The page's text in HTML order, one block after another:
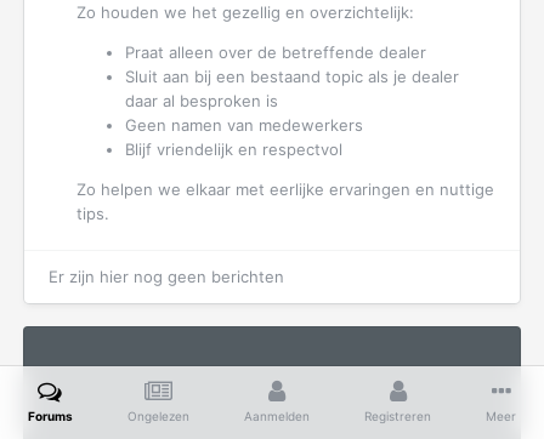
Zo houden we het gezellig en overzichtelijk:
Praat alleen over de betreffende dealer
Sluit aan bij een bestaand topic als je dealer
daar al besproken is
Geen namen van medewerkers
Blijf vriendelijk en respectvol
Zo helpen we elkaar met eerlijke ervaringen en nuttige
tips.
Er zijn hier nog geen berichten
Forums Ongelezen Aanmelden Registreren Meer